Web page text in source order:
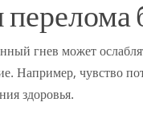
гнев может
Например, чувство
здоровья.